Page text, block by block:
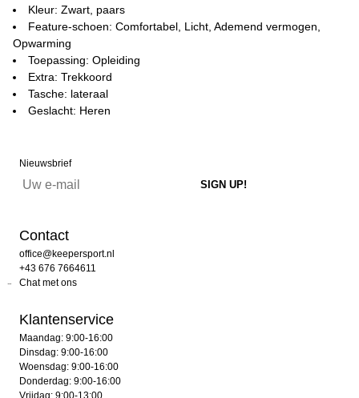
Kleur: Zwart, paars
Feature-schoen: Comfortabel, Licht, Ademend vermogen,
Opwarming
Toepassing: Opleiding
Extra: Trekkoord
Tasche: lateraal
Geslacht: Heren
Nieuwsbrief
Contact
office@keepersport.nl
+43 676 7664611
Chat met ons
Klantenservice
Maandag: 9:00-16:00
Dinsdag: 9:00-16:00
Woensdag: 9:00-16:00
Donderdag: 9:00-16:00
Vrijdag: 9:00-13:00